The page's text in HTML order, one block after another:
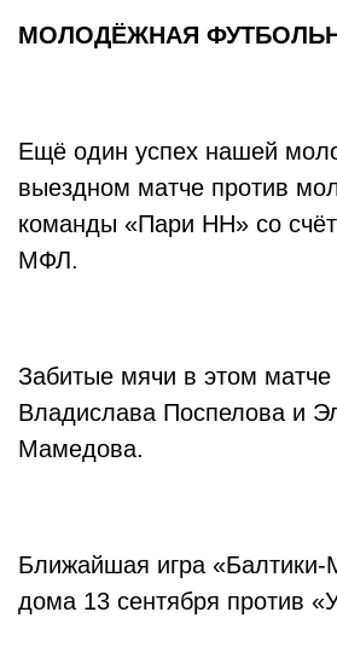
МОЛОДЁЖНАЯ
Ещё один успех нашей
выездном матче против
команды «Пари НН» со
МФЛ.
Забитые мячи в этом матче
Владислава Поспелова и
Мамедова.
Ближайшая игра «Балтики-
дома 13 сентября против